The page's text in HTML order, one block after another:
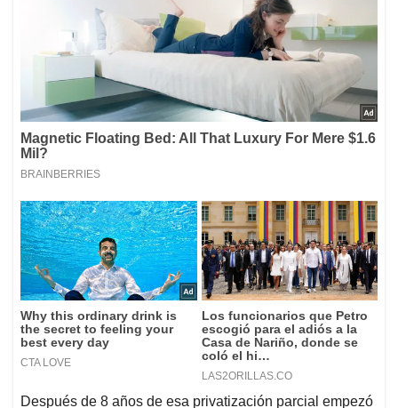
Después de 8 años de esa privatización parcial empezó